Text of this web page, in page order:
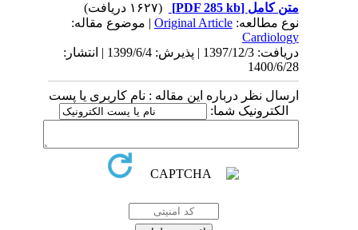
متن کامل[PDF 285 kb]
نوع مطالعه:Original Article| موضوع مقاله:
Cardiology
دریافت: 1397/12/3 | پذیرش: 1399/6/4 | انتشار:
1400/6/28
ارسال نظر درباره این مقاله : نام کاربری یا پست
الکترونیک شما: